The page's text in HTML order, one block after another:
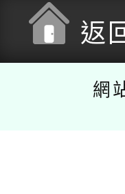
返
網